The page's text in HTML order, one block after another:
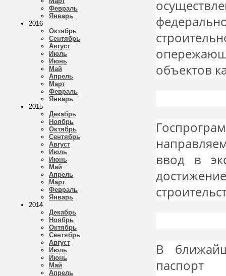
Февраль
Январь
2016
Октябрь
Сентябрь
Август
Июль
Июнь
Май
Апрель
Март
Февраль
Январь
2015
Декабрь
Ноябрь
Октябрь
Сентябрь
Август
Июль
Июнь
Май
Апрель
Март
Февраль
Январь
2014
Декабрь
Ноябрь
Октябрь
Сентябрь
Август
Июль
Июнь
Май
Апрель
объектов
ввод в
В
паспорт